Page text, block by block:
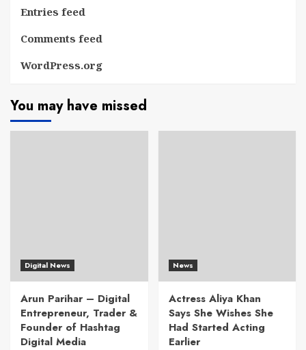
Entries feed
Comments feed
WordPress.org
You may have missed
Digital News
Arun Parihar – Digital
Entrepreneur, Trader &
Founder of Hashtag
Digital Media
News
Actress Aliya Khan
Says She Wishes She
Had Started Acting
Earlier